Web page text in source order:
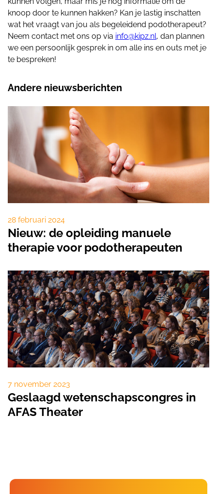
knoop door te kunnen hakken? Kan je lastig inschatten
wat het vraagt van jou als begeleidend podotherapeut?
Neem contact met ons op via info@kipz.nl, dan plannen
we een persoonlijk gesprek in om alle ins en outs met je
te bespreken!
Andere nieuwsberichten
28 februari 2024
Nieuw: de opleiding manuele
therapie voor podotherapeuten
7 november 2023
Geslaagd wetenschapscongres in
AFAS Theater